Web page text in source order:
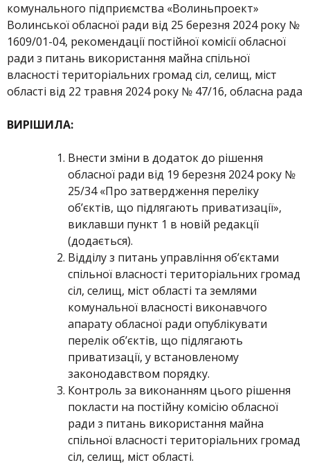
комунального підприємства «Волиньпроект»
Волинської обласної ради від 25 березня 2024 року №
1609/01-04, рекомендації постійної комісії обласної
ради з питань використання майна спільної
власності територіальних громад сіл, селищ, міст
області від 22 травня 2024 року № 47/16, обласна рада
ВИРІШИЛА:
Внести зміни в додаток до рішення
обласної ради від 19 березня 2024 року №
25/34 «Про затвердження переліку
об’єктів, що підлягають приватизації»,
виклавши пункт 1 в новій редакції
(додається).
Відділу з питань управління об’єктами
спільної власності територіальних громад
сіл, селищ, міст області та землями
комунальної власності виконавчого
апарату обласної ради опублікувати
перелік об’єктів, що підлягають
приватизації, у встановленому
законодавством порядку.
Контроль за виконанням цього рішення
покласти на постійну комісію обласної
ради з питань використання майна
спільної власності територіальних громад
сіл, селищ, міст області.